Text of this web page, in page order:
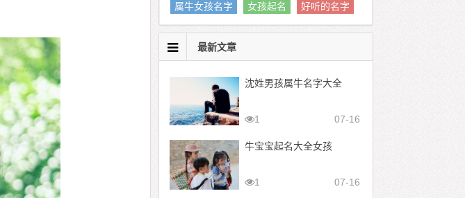
属牛女孩名字 女孩起名 好听的名字
最新文章
沈姓男孩属牛名字大全
07-16
1
牛宝宝起名大全女孩
07-16
1